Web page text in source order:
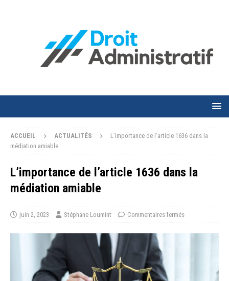
ACCUEIL ACTUALITÉS
L’importance de l’article 1636 dans la
médiation amiable
L’importance de l’article 1636 dans la
médiation amiable
juin 2, 2023 Stéphane Loumint Commentaires fermés